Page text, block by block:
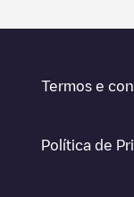
Termos e
Política de